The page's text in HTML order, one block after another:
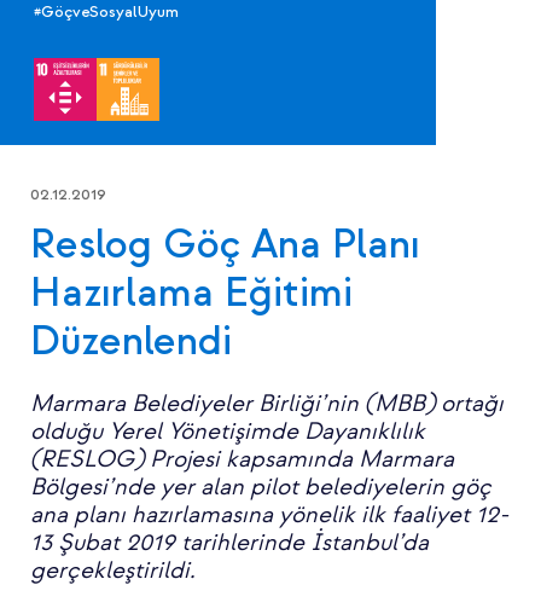
#GöçveSosyalUyum
02.12.2019
Reslog Göç Ana Planı
Hazırlama Eğitimi
Düzenlendi
Marmara Belediyeler Birliği’nin (MBB) ortağı
olduğu Yerel Yönetişimde Dayanıklılık
(RESLOG) Projesi kapsamında Marmara
Bölgesi’nde yer alan pilot belediyelerin göç
ana planı hazırlamasına yönelik ilk faaliyet 12-
13 Şubat 2019 tarihlerinde İstanbul’da
gerçekleştirildi.